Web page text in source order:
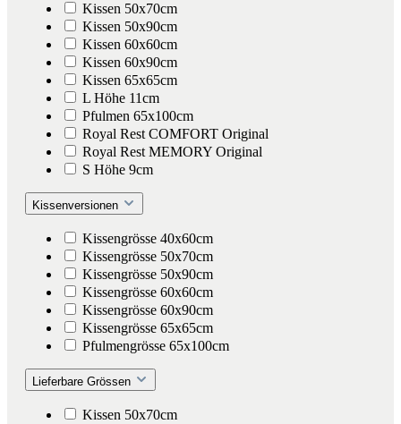
Kissen 50x70cm
Kissen 50x90cm
Kissen 60x60cm
Kissen 60x90cm
Kissen 65x65cm
L Höhe 11cm
Pfulmen 65x100cm
Royal Rest COMFORT Original
Royal Rest MEMORY Original
S Höhe 9cm
Kissenversionen
Kissengrösse 40x60cm
Kissengrösse 50x70cm
Kissengrösse 50x90cm
Kissengrösse 60x60cm
Kissengrösse 60x90cm
Kissengrösse 65x65cm
Pfulmengrösse 65x100cm
Lieferbare Grössen
Kissen 50x70cm